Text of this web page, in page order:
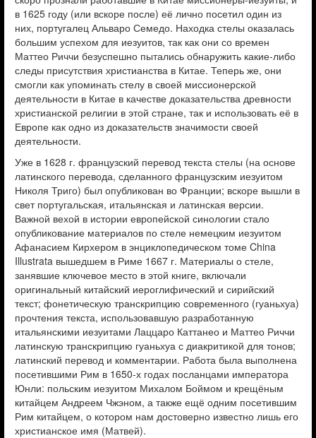
в 1625 году (или вскоре после) её лично посетил один из
них, португалец Альваро Семедо. Находка стелы оказалась
большим успехом для иезуитов, так как они со времен
Маттео Риччи безуспешно пытались обнаружить какие-либо
следы присутствия христианства в Китае. Теперь же, они
смогли как упоминать стелу в своей миссионерской
деятельности в Китае в качестве доказательства древности
христианской религии в этой стране, так и использовать её в
Европе как одно из доказательств значимости своей
деятельности.
Уже в 1628 г. французский перевод текста стелы (на основе
латинского перевода, сделанного французским иезуитом
Николя Триго) был опубликован во Франции; вскоре вышли в
свет португальская, итальянская и латинская версии.
Важной вехой в истории европейской синологии стало
опубликование материалов по стеле немецким иезуитом
Афанасием Кирхером в энциклопедическом томе China
Illustrata вышедшем в Риме 1667 г. Материалы о стеле,
занявшие ключевое место в этой книге, включали
оригинальный китайский иероглифический и сирийский
текст; фонетическую транскрипцию современного (гуаньхуа)
прочтения текста, использовавшую разработанную
итальянскими иезуитами Лаццаро Каттанео и Маттео Риччи
латинскую транскрипцию гуаньхуа с диакритикой для тонов;
латинский перевод и комментарии. Работа была выполнена
посетившими Рим в 1650-х годах посланцами императора
Юнли: польским иезуитом Михалом Боймом и крещёным
китайцем Андреем Чжэном, а также ещё одним посетившим
Рим китайцем, о котором нам достоверно известно лишь его
христианское имя (Матвей).